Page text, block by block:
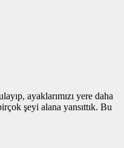
ayaklarımızı yere daha
şeyi alana yansıttık. Bu